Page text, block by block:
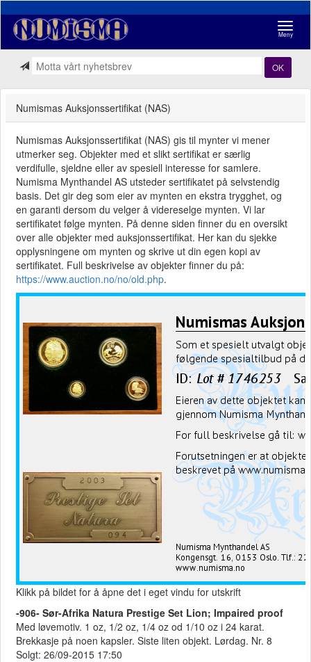
Meny
OK
Numismas Auksjonssertifikat (NAS)
Numismas Auksjonssertifikat (NAS) gis til mynter vi mener
utmerker seg. Objekter med et slikt sertifikat er særlig
verdifulle, sjeldne eller av spesiell interesse for samlere.
Numisma Mynthandel AS utsteder sertifikatet på selvstendig
basis. Det gir deg som eier av mynten en ekstra trygghet, og
en garanti dersom du velger å videreselge mynten. Vi lar
sertifikatet følge mynten. På denne siden finner du en oversikt
over alle objekter med auksjonssertifikat. Her kan du sjekke
opplysningene om mynten og skrive ut din egen kopi av
sertifikatet. Full beskrivelse av objekter finner du på:
https://www.auction.no/no/old.php.
Klikk på bildet for å åpne det i eget vindu for utskrift
-906- Sør-Afrika Natura Prestige Set Lion; Impaired proof
Med løvemotiv. 1 oz, 1/2 oz, 1/4 oz od 1/10 oz i 24 karat.
Brekkasje på noen kapsler. Siste liten objekt. Lørdag. Nr. 8
Solgt: 26/09-2015 17:50